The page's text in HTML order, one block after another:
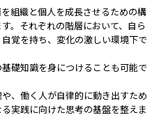
組織と個人を成長させるための構
。それぞれの階層において、自ら
覚を持ち、変化の激しい環境下で
礎知識を身につけることも可能で
、働く人が自律的に動き出すため
実践に向けた思考の基盤を整えま